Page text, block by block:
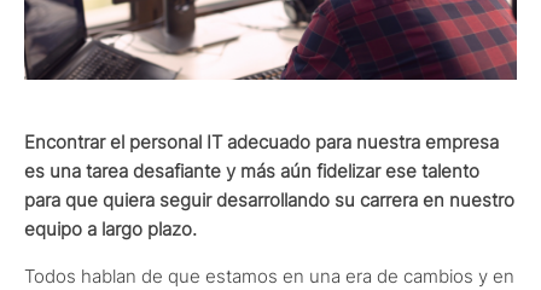
Encontrar el personal IT adecuado para nuestra empresa
es una tarea desafiante y más aún fidelizar ese talento
para que quiera seguir desarrollando su carrera en nuestro
equipo a largo plazo.
Todos hablan de que estamos en una era de cambios y en